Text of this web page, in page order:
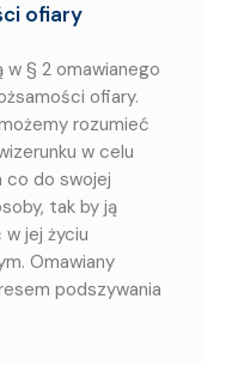
ofiary
w § 2 omawianego
ofiary.
rozumieć
w celu
co do swojej
tak by ją
jej życiu
Omawiany
podszywania